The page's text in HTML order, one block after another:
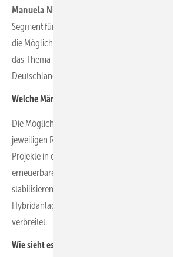
Manuela Nissen:
Segment für uns. Wir prüfen und evaluieren
die Möglichkeit, ein Hybridprojekt daraus zu
das Thema in den nächsten Jahren aktiv
Deutschland, aber auch im Ausland.
Welche Märkte sind da stark?
Die Möglichkeit, ein Hybridprojekt zu
jeweiligen Regulierung und – wenn
Projekte in den einzelnen Ländern ab. Um die
erneuerbaren Stromerzeugung zu reduzieren
stabilisieren werden zum Beispiel in Indien
Hybridanlagen explizit gefördert und sind
verbreitet.
Wie sieht es in Europa aus?